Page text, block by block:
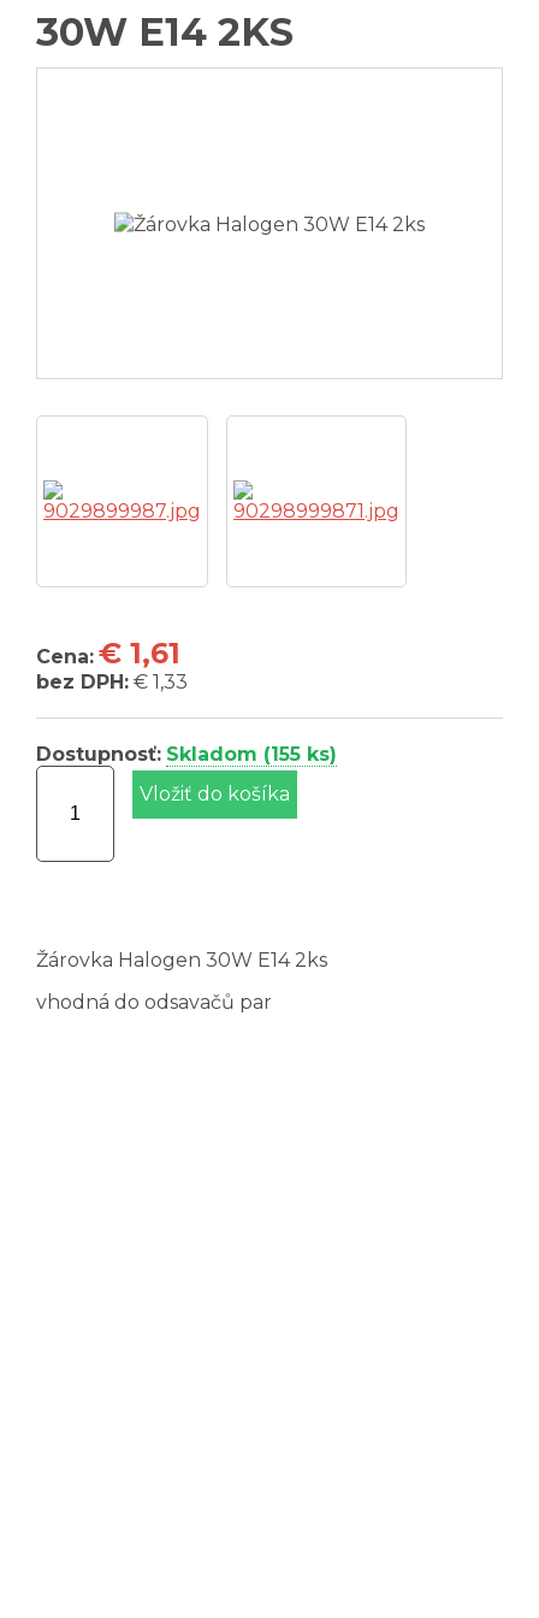
B2B, Veľkoobchod, Opravári
Vrátenie a reklamácia tovaru
30W E14 2KS
Cena: € 1,61
bez DPH: € 1,33
Dostupnosť: Skladom (155 ks)
Žárovka Halogen 30W E14 2ks
vhodná do odsavačů par